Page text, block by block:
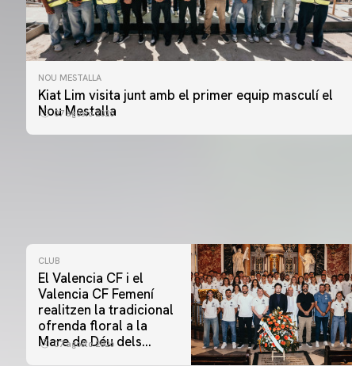
NOU MESTALLA
Kiat Lim visita junt amb el primer equip masculí el
Nou Mestalla
07 agosto 2026
CLUB
El Valencia CF i el
Valencia CF Femení
realitzen la tradicional
ofrenda floral a la
Mare de Déu dels
07 agosto 2026